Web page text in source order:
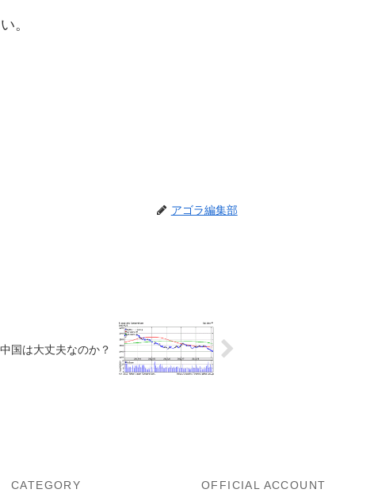
。
アゴラ編集部
中国は大丈夫なのか？
CATEGORY OFFICIAL ACCOUNT